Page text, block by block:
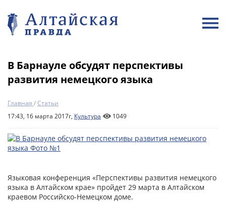
В Барнауле обсудят перспективы
развития немецкого языка
Главная /Статьи
17:43, 16 марта 2017г, Культура 1049
Языковая конференция «Перспективы развития немецкого
языка в Алтайском крае» пройдет 29 марта в Алтайском
краевом Российско-Немецком доме.